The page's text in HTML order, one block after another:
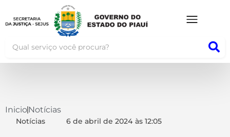
InicioNotícias
Notícias 6 de abril de 2024 às 12:05